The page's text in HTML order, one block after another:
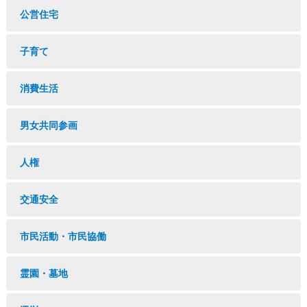
公営住宅
子育て
消費生活
男女共同参画
人権
交通安全
市民活動・市民協働
霊園・墓地